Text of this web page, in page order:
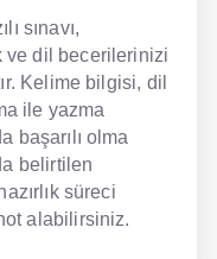
sınavı,
ve dil becerilerinizi
Kelime bilgisi, dil
ile yazma
başarılı olma
belirtilen
süreci
alabilirsiniz.